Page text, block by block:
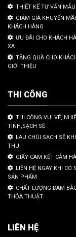
THIẾT KẾ TƯ VẤN MẪU
GIẢM GIÁ KHUYẾN
KHÁCH HÀNG
ƯU ĐÃI CHO KHÁCH
XA
TẶNG QUÀ CHO
GIỚI THIỆU
THI CÔNG
THI CÔNG VUI VẼ,
TÌNH,SẠCH SẼ
LAU CHÙI SẠCH SẼ
THU
GIẤY CAM KẾT CẢM
LIÊN HỆ NGAY KHI CÓ
SẢN PHẨM
CHẤT LƯỢNG ĐÀM
THỎA THUẬT
LIÊN HỆ